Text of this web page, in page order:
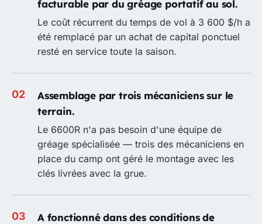
facturable par du gréage portatif au sol.
Le coût récurrent du temps de vol à 3 600 $/h a
été remplacé par un achat de capital ponctuel
resté en service toute la saison.
Assemblage par trois mécaniciens sur le
terrain.
Le 6600R n'a pas besoin d'une équipe de
gréage spécialisée — trois des mécaniciens en
place du camp ont géré le montage avec les
clés livrées avec la grue.
A fonctionné dans des conditions de